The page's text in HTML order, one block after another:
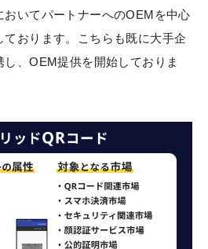
おいてパートナーへのOEMを中心
ております。こちらも既に大手企
、OEM提供を開始しておりま